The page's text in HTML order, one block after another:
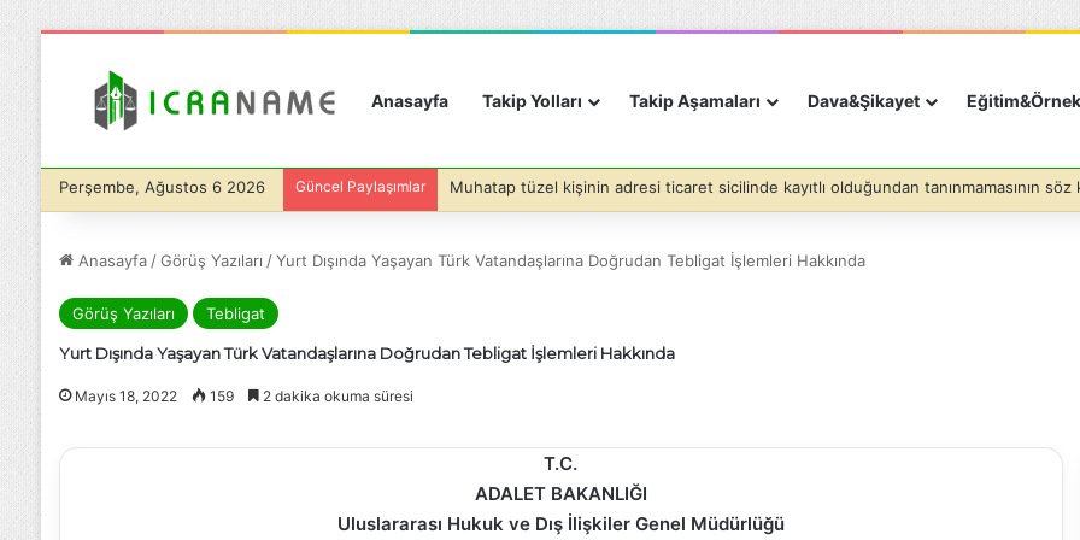
Anasayfa Takip Yolları Takip Aşamaları Dava&Şikayet Eğitim&Örnek
Perşembe, Ağustos 6 2026 Güncel Paylaşımlar
Anasayfa / Görüş Yazıları / Yurt Dışında Yaşayan Türk Vatandaşlarına Doğrudan Tebligat İşlemleri Hakkında
Görüş Yazıları Tebligat
Yurt Dışında Yaşayan Türk Vatandaşlarına Doğrudan Tebligat İşlemleri Hakkında
Mayıs 18, 2022 159 2 dakika okuma süresi
T.C.
ADALET BAKANLIĞI
Uluslararası Hukuk ve Dış İlişkiler Genel Müdürlüğü